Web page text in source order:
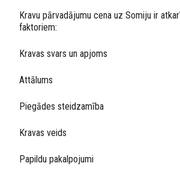
Kravu pārvadājumu cena uz Somiju ir
faktoriem:
Kravas svars un apjoms
Attālums
Piegādes steidzamība
Kravas veids
Papildu pakalpojumi